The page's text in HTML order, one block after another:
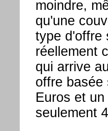
moindre,
qu'une
type d'offre
réellement
qui arrive
offre basée
Euros et
seulement